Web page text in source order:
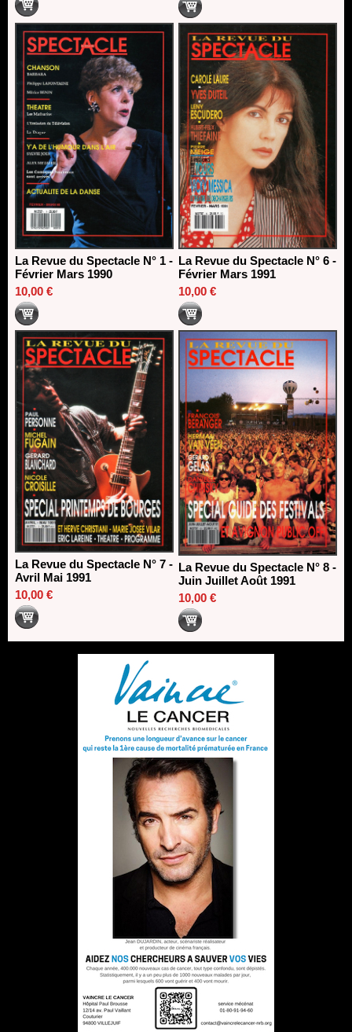
La Revue du Spectacle N° 1 -
Février Mars 1990
10,00 €
La Revue du Spectacle N° 6 -
Février Mars 1991
10,00 €
La Revue du Spectacle N° 7 -
Avril Mai 1991
10,00 €
La Revue du Spectacle N° 8 -
Juin Juillet Août 1991
10,00 €